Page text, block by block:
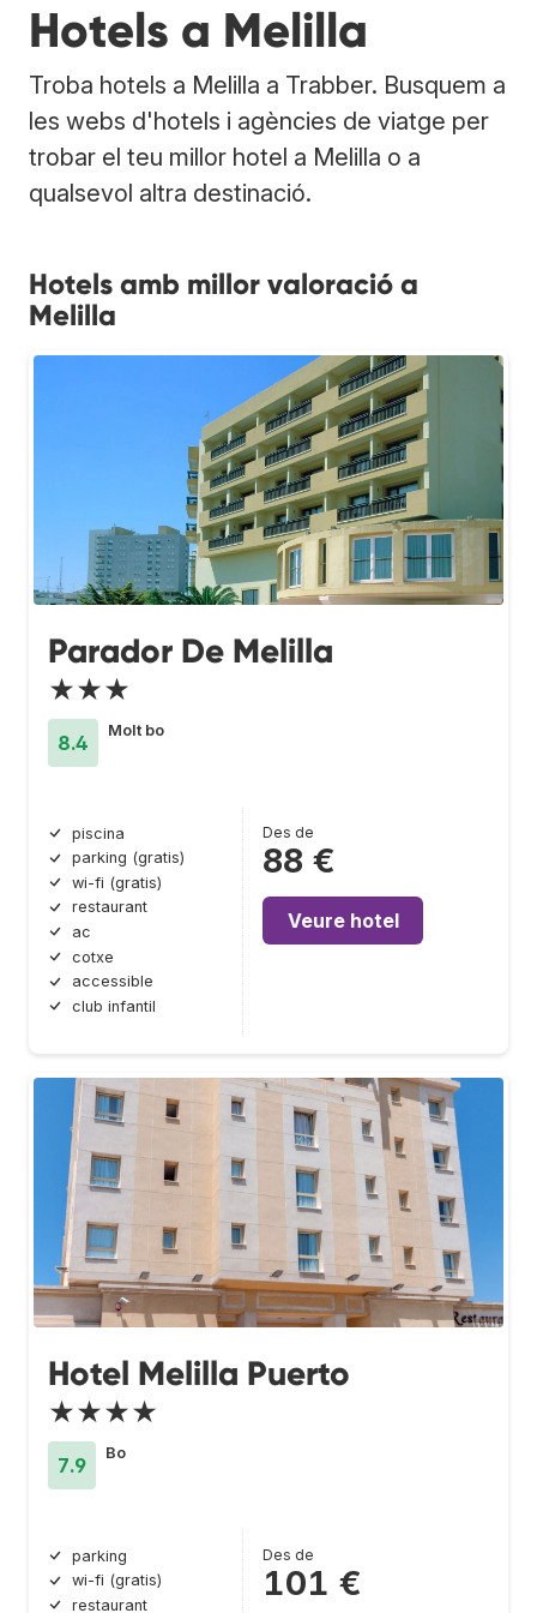
Hotels a Melilla
Troba hotels a Melilla a Trabber. Busquem a
les webs d'hotels i agències de viatge per
trobar el teu millor hotel a Melilla o a
qualsevol altra destinació.
Hotels amb millor valoració a
Melilla
Parador De Melilla
★★★
8.4
Molt bo
piscina
parking (gratis)
wi-fi (gratis)
restaurant
ac
cotxe
accessible
club infantil
Des de
88 €
Veure hotel
Hotel Melilla Puerto
★★★★
7.9
Bo
parking
wi-fi (gratis)
restaurant
Des de
101 €